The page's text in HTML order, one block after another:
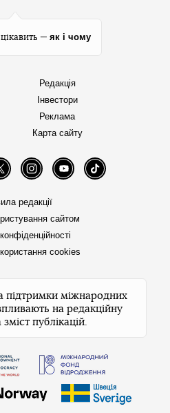
— як і чому
Редакція
Інвестори
Реклама
Карта сайту
Twitter InstagramYouTube TikTok
редакції
сайтом
cookies
підтримки міжнародних
на редакційну
публікацій.